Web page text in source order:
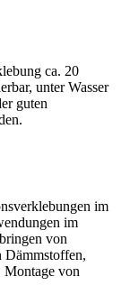
ca. 20
unter Wasser
guten
im
im
von
Dämmstoffen,
Montage von